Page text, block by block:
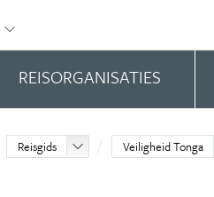
REISORGANISATIES
Reisgids Veiligheid Tonga